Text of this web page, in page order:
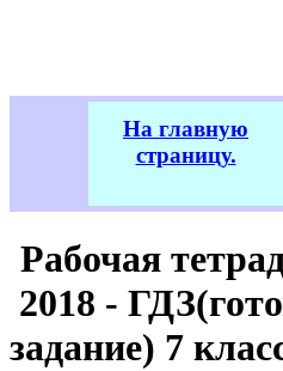
На главную
страницу.
Рабочая
2018 -
задание) 7